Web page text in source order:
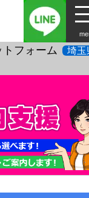
フォーム
埼玉